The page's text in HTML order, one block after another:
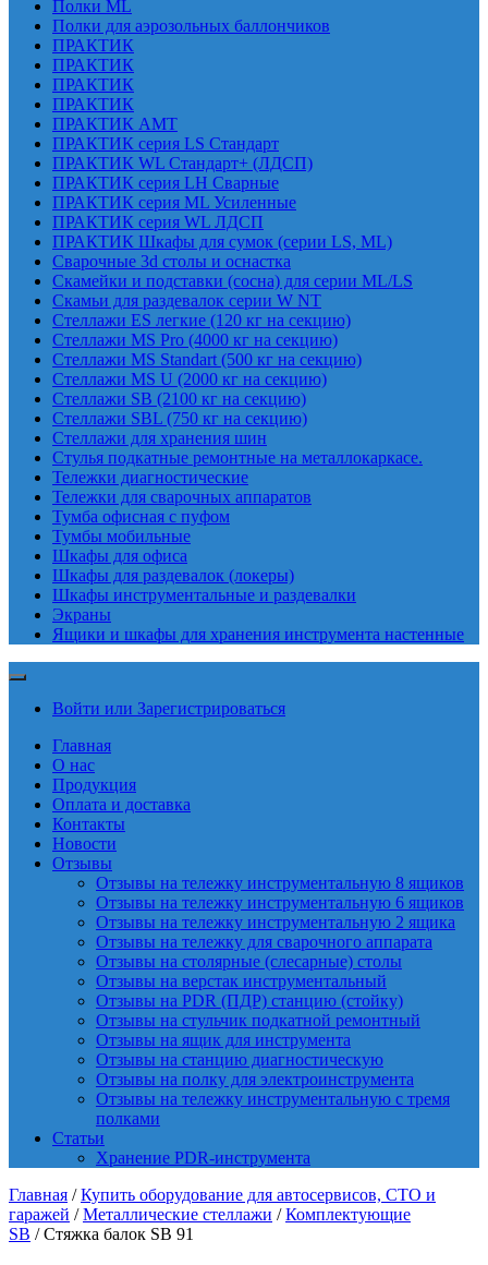
Полки ML
Полки для аэрозольных баллончиков
ПРАКТИК
ПРАКТИК
ПРАКТИК
ПРАКТИК
ПРАКТИК AMT
ПРАКТИК cерия LS Стандарт
ПРАКТИК WL Стандарт+ (ЛДСП)
ПРАКТИК серия LH Сварные
ПРАКТИК серия ML Усиленные
ПРАКТИК серия WL ЛДСП
ПРАКТИК Шкафы для сумок (серии LS, ML)
Сварочные 3d столы и оснастка
Скамейки и подставки (сосна) для серии ML/LS
Скамьи для раздевалок серии W NT
Стеллажи ES легкие (120 кг на секцию)
Стеллажи MS Pro (4000 кг на секцию)
Стеллажи MS Standart (500 кг на секцию)
Стеллажи MS U (2000 кг на секцию)
Стеллажи SB (2100 кг на секцию)
Стеллажи SBL (750 кг на секцию)
Стеллажи для хранения шин
Стулья подкатные ремонтные на металлокаркасе.
Тележки диагностические
Тележки для сварочных аппаратов
Тумба офисная с пуфом
Тумбы мобильные
Шкафы для офиса
Шкафы для раздевалок (локеры)
Шкафы инструментальные и раздевалки
Экраны
Ящики и шкафы для хранения инструмента настенные
Войти или Зарегистрироваться
Главная
О нас
Продукция
Оплата и доставка
Контакты
Новости
Отзывы
Отзывы на тележку инструментальную 8 ящиков
Отзывы на тележку инструментальную 6 ящиков
Отзывы на тележку инструментальную 2 ящика
Отзывы на тележку для сварочного аппарата
Отзывы на столярные (слесарные) столы
Отзывы на верстак инструментальный
Отзывы на PDR (ПДР) станцию (стойку)
Отзывы на стульчик подкатной ремонтный
Отзывы на ящик для инструмента
Отзывы на станцию диагностическую
Отзывы на полку для электроинструмента
Отзывы на тележку инструментальную с тремя
полками
Статьи
Хранение PDR-инструмента
Главная /Купить оборудование для автосервисов, СТО и
гаражей /Металлические стеллажи /Комплектующие
SB / Стяжка балок SB 91